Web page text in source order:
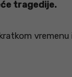
tragedije.